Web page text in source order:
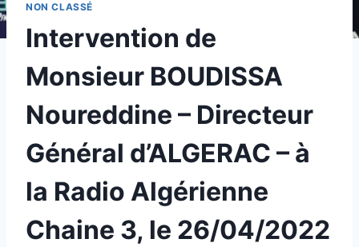
NON CLASSÉ
Intervention de
Monsieur BOUDISSA
Noureddine – Directeur
Général d’ALGERAC – à
la Radio Algérienne
Chaine 3, le 26/04/2022